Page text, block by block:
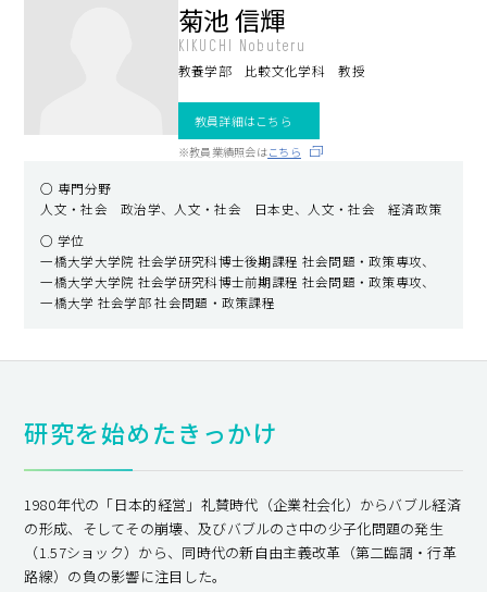
菊池 信輝
KIKUCHI Nobuteru
教養学部 比較文化学科 教授
教員詳細はこちら
※教員業績照会はこちら
○ 専門分野
人文・社会 政治学、人文・社会 日本史、人文・社会 経済政策
○ 学位
一橋大学大学院 社会学研究科博士後期課程 社会問題・政策専攻、
一橋大学大学院 社会学研究科博士前期課程 社会問題・政策専攻、
一橋大学 社会学部 社会問題・政策課程
研究を始めたきっかけ
1980年代の「日本的経営」礼賛時代（企業社会化）からバブル経済
の形成、そしてその崩壊、及びバブルのさ中の少子化問題の発生
（1.57ショック）から、同時代の新自由主義改革（第二臨調・行革
路線）の負の影響に注目した。